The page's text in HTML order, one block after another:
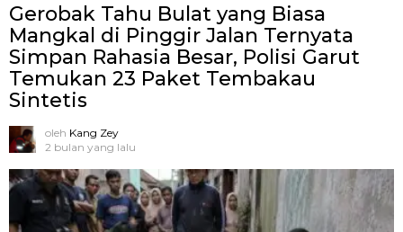
Gerobak Tahu Bulat yang Biasa
Mangkal di Pinggir Jalan Ternyata
Simpan Rahasia Besar, Polisi Garut
Temukan 23 Paket Tembakau
Sintetis
oleh Kang Zey
2 bulan yang lalu